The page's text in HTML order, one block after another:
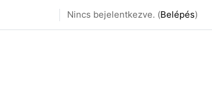
Nincs bejelentkezve. (Belépés)